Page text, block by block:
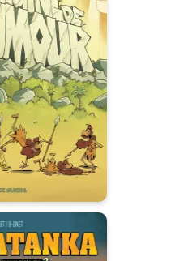
de
01
de parution :
qui raconte
l'humour !